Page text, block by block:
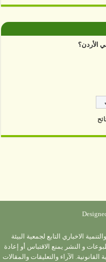
الأردن؟
الاخباري التابع لجمعية البيئة
و النشر يمنع الاقتباس أو إعادة
الآراء والتعليقات والمقالات